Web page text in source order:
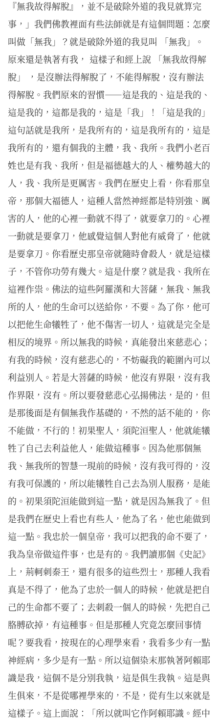
『無我故得解脫』，並不是破除外道的我見就算完
事，」我們佛教裡面有些法師就是有這個問題：怎麼
叫做「無我」？就是破除外道的我見叫 「無我」。
原來還是執著有我， 這樣子和經上說 「無我故得解
脫」 ，是沒辦法得解脫了，不能得解脫，沒有辦法
得解脫。我們原來的習慣——這是我的、這是我的、
這是我的，這都是我的，這是「我」！「這是我的」
這句話就是我所，是我所有的，這是我所有的，這是
我所有的，還有個我的主體，我、我所。我們小老百
姓也是有我、我所，但是福德越大的人、權勢越大的
人，我、我所是更厲害。我們在歷史上看，你看那皇
帝，那個大福德人，這種人當然神經都是特別強、厲
害的人，他的心裡一動就不得了，就要拿刀的。心裡
一動就是要拿刀，他感覺這個人對他有威脅了，他就
是要拿刀。你看歷史那皇帝就隨時會殺人，就是這樣
子，不管你功勞有幾大。這是什麼？就是我、我所在
這裡作祟。佛法的這些阿羅漢和大菩薩，無我、無我
所的人，他的生命可以送給你，不要。為了你，他可
以把他生命犧牲了，他不傷害一切人，這就是完全是
相反的境界。所以無我的時候，真能發出來慈悲心；
有我的時候，沒有慈悲心的，不妨礙我的範圍內可以
利益別人。若是大菩薩的時候，他沒有界限，沒有我
作界限，沒有。所以要發慈悲心弘揚佛法，是的，但
是那後面是有個無我作基礎的，不然的話不能的，你
不能做，不行的！初果聖人，須陀洹聖人，他就能犧
牲了自己去利益他人，能做這種事。因為他那個無
我、無我所的智慧一現前的時候，沒有我可得的，沒
有我可保護的，所以能犧牲自己去為別人服務，是能
的。初果須陀洹能做到這一點，就是因為無我了。但
是我們在歷史上看也有些人，他為了名，他也能做到
這一點。我忠於一個皇帝，我可以把我的命不要了，
我為皇帝做這件事，也是有的。我們讀那個《史記》
上，荊軻刺秦王，還有很多的這些烈士，那種人我看
真是不得了，他為了忠於一個人的時候，他就是把自
己的生命都不要了；去刺殺一個人的時候，先把自己
胳膊砍掉，有這種事。但是那種人究竟怎麼回事情
呢？要我看，按現在的心理學來看，我看多少有一點
神經病，多少是有一點。所以這個染末那執著阿賴耶
識是我，這個不是分別我執，這是俱生我執。這是與
生俱來，不是從哪裡學來的，不是，從有生以來就是
這樣子。這上面說：「所以就叫它作阿賴耶識。經中